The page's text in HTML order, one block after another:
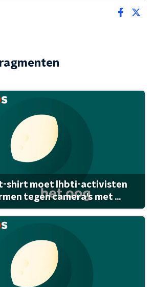
shirt moet lhbti-activisten
tegen camera's met ...